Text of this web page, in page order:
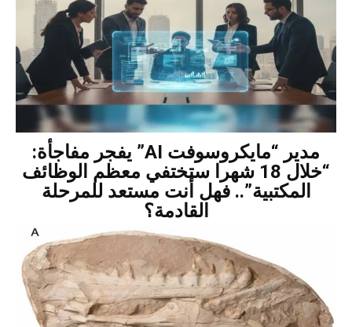
مدير “مايكروسوفت AI” يفجر مفاجأة:
“خلال 18 شهرا ستختفي معظم الوظائف
المكتبية”.. فهل أنت مستعد للمرحلة
القادمة؟